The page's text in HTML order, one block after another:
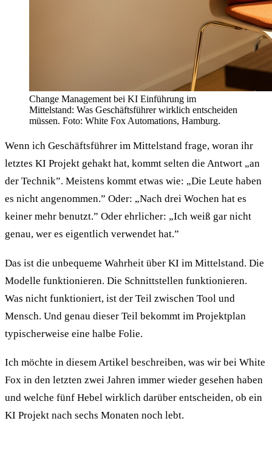
Change Management bei KI Einführung im
Mittelstand: Was Geschäftsführer wirklich entscheiden
müssen. Foto: White Fox Automations, Hamburg.
Wenn ich Geschäfts­führer im Mittelstand frage, woran ihr
letztes KI Projekt gehakt hat, kommt selten die Antwort „an
der Technik”. Meistens kommt etwas wie: „Die Leute haben
es nicht angenommen.” Oder: „Nach drei Wochen hat es
keiner mehr benutzt.” Oder ehrlicher: „Ich weiß gar nicht
genau, wer es eigentlich verwendet hat.”
Das ist die unbequeme Wahrheit über KI im Mittelstand. Die
Modelle funktionieren. Die Schnitt­stellen funktionieren.
Was nicht funktioniert, ist der Teil zwischen Tool und
Mensch. Und genau dieser Teil bekommt im Projektplan
typischerweise eine halbe Folie.
Ich möchte in diesem Artikel beschreiben, was wir bei White
Fox in den letzten zwei Jahren immer wieder gesehen haben
und welche fünf Hebel wirklich darüber entscheiden, ob ein
KI Projekt nach sechs Monaten noch lebt.